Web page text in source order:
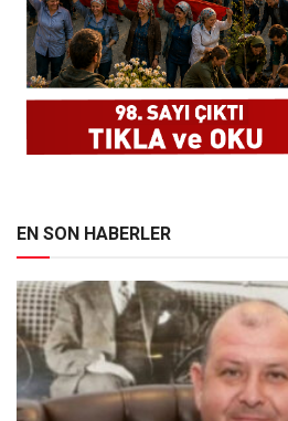
EN SON HABERLER